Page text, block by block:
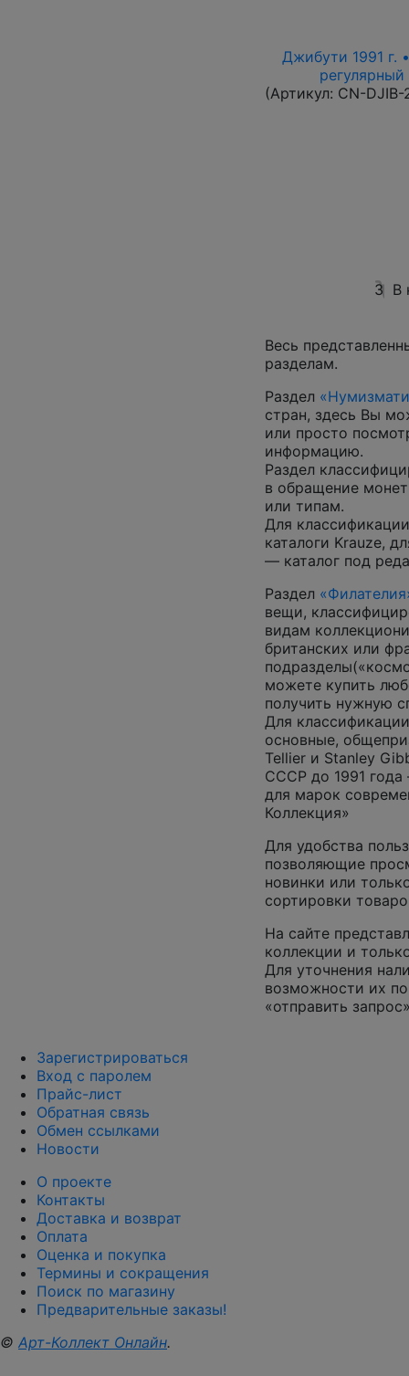
Джибути 1991 г.
(Артикул: CN-DJIB-
3 В
Весь
разделам.
Раздел
стран, здесь Вы
или просто
информацию.
Раздел
в обращение
или типам.
Для
каталоги Krauze,
— каталог под
Раздел
вещи,
видам
британских или
можете купить
получить нужную
Для
основные,
Tellier и Stanley
СССР до 1991
для марок
Коллекция»
Для удобства
позволяющие
новинки или
сортировки
На сайте
коллекции и
Для уточнения
возможности их
«отправить
Зарегистрироваться
Вход с паролем
Прайс-лист
Обратная связь
Обмен ссылками
Новости
О проекте
Контакты
Доставка и возврат
Оплата
Оценка и покупка
Термины и сокращения
Поиск по магазину
Предварительные заказы!
© Арт-Коллект Онлайн.